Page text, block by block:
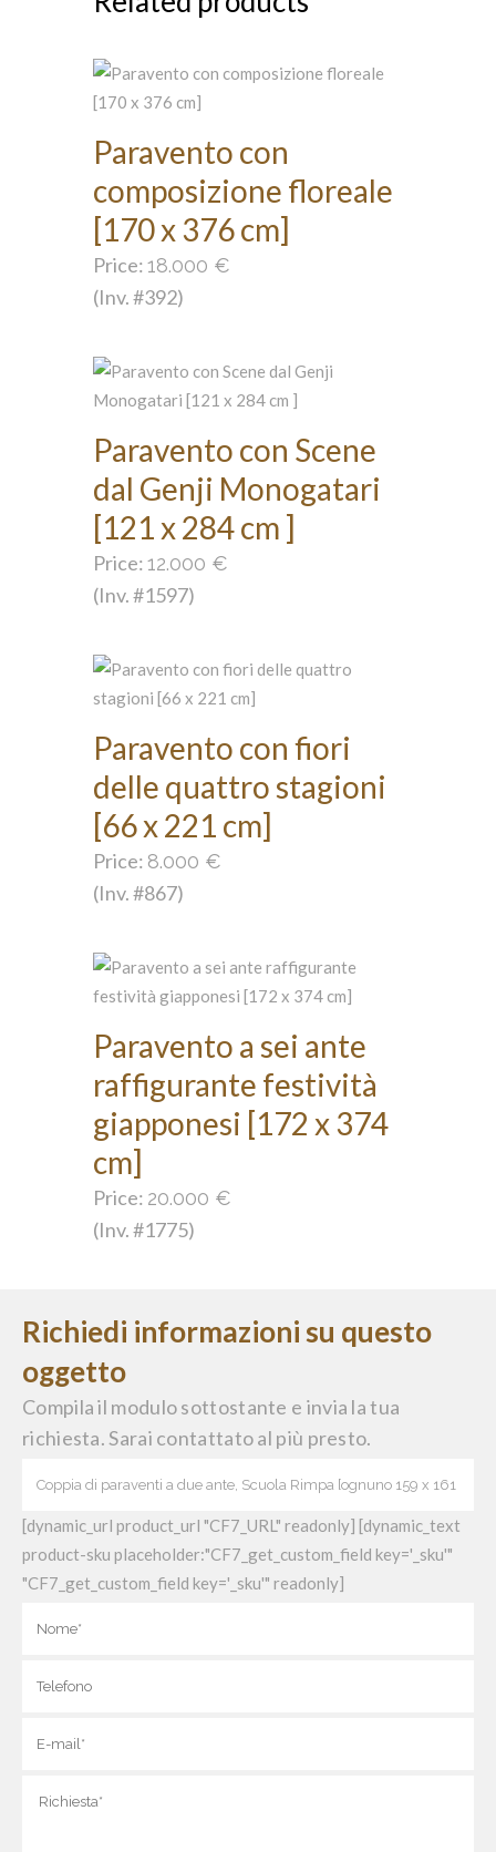
Paravento con
composizione floreale
[170 x 376 cm]
Price:18.000 €
(Inv. #392)
Paravento con Scene
dal Genji Monogatari
[121 x 284 cm ]
Price:12.000 €
(Inv. #1597)
Paravento con fiori
delle quattro stagioni
[66 x 221 cm]
Price: 8.000 €
(Inv. #867)
Paravento a sei ante
raffigurante festività
giapponesi [172 x 374
cm]
Price: 20.000 €
(Inv. #1775)
Richiedi informazioni su questo
oggetto
Compila il modulo sottostante e invia la tua
richiesta. Sarai contattato al più presto.
[dynamic_url product_url "CF7_URL" readonly] [dynamic_text
product-sku placeholder:"CF7_get_custom_field key='_sku'"
"CF7_get_custom_field key='_sku'" readonly]